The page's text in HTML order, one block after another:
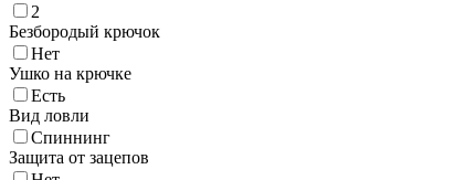
2
Безбородый крючок
Нет
Ушко на крючке
Есть
Вид ловли
Спиннинг
Защита от зацепов